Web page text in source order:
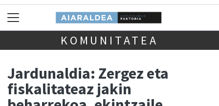
KOMUNITATEA
Jardunaldia: Zergez eta
fiskalitateaz jakin